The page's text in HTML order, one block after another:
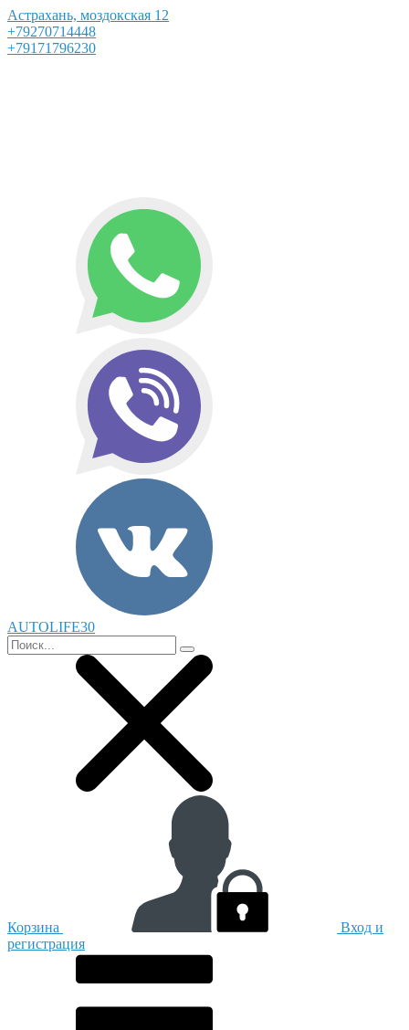
Астрахань, моздокская 12
+79270714448
+79171796230
AUTOLIFE30
Корзина
Вход и
регистрация